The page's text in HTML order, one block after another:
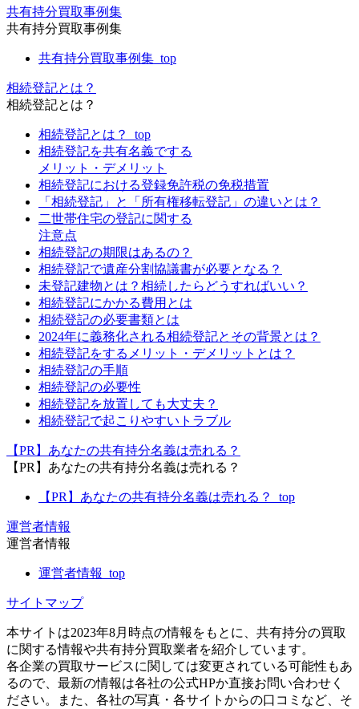
共有持分買取事例集
共有持分買取事例集
共有持分買取事例集_top
相続登記とは？
相続登記とは？
相続登記とは？_top
相続登記を共有名義でする
メリット・デメリット
相続登記における登録免許税の免税措置
「相続登記」と「所有権移転登記」の違いとは？
二世帯住宅の登記に関する
注意点
相続登記の期限はあるの？
相続登記で遺産分割協議書が必要となる？
未登記建物とは？相続したらどうすればいい？
相続登記にかかる費用とは
相続登記の必要書類とは
2024年に義務化される相続登記とその背景とは？
相続登記をするメリット・デメリットとは？
相続登記の手順
相続登記の必要性
相続登記を放置しても大丈夫？
相続登記で起こりやすいトラブル
【PR】あなたの共有持分名義は売れる？
【PR】あなたの共有持分名義は売れる？
【PR】あなたの共有持分名義は売れる？_top
運営者情報
運営者情報
運営者情報_top
サイトマップ
本サイトは2023年8月時点の情報をもとに、共有持分の買取
に関する情報や共有持分買取業者を紹介しています。
各企業の買取サービスに関しては変更されている可能性もあ
るので、最新の情報は各社の公式HPか直接お問い合わせく
ださい。また、各社の写真・各サイトからの口コミなど、そ